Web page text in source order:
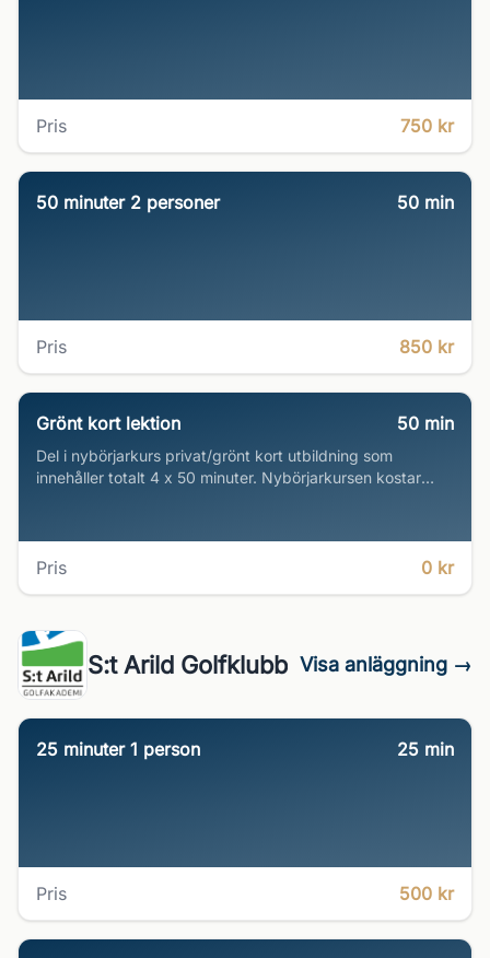
Pris 750 kr
50 minuter 2 personer 50 min
Pris 850 kr
Grönt kort lektion 50 min
Del i nybörjarkurs privat/grönt kort utbildning som
innehåller totalt 4 x 50 minuter. Nybörjarkursen kostar
Pris 0 kr
S:t Arild Golfklubb Visa anläggning →
25 minuter 1 person 25 min
Pris 500 kr